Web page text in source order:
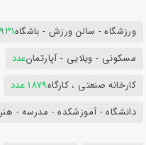
ورزشگاه - سالن ورزش - باشگاه1931
مسکونی - ویلایی - آپارتمانعدد
کارخانه صنعتی ، کارگاه1879 عدد
دانشگاه - آموزشکده - مدرسه -